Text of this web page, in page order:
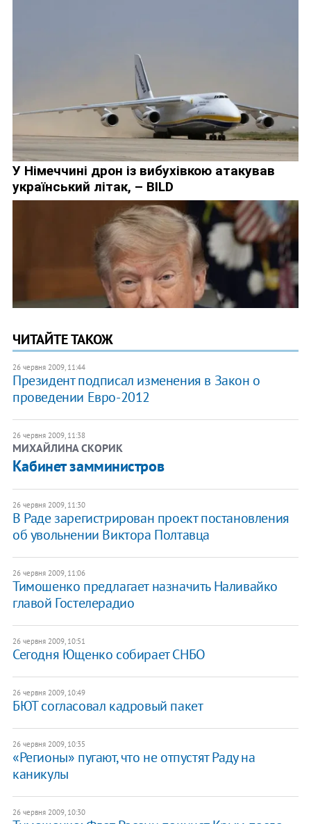
ЧИТАЙТЕ ТАКОЖ
26 червня 2009, 11:44
Президент подписал изменения в Закон о
проведении Евро-2012
26 червня 2009, 11:38
МИХАЙЛИНА СКОРИК
Кабинет замминистров
26 червня 2009, 11:30
В Раде зарегистрирован проект постановления
об увольнении Виктора Полтавца
26 червня 2009, 11:06
Тимошенко предлагает назначить Наливайко
главой Гостелерадио
26 червня 2009, 10:51
Сегодня Ющенко собирает СНБО
26 червня 2009, 10:49
БЮТ согласовал кадровый пакет
26 червня 2009, 10:35
«Регионы» пугают, что не отпустят Раду на
каникулы
26 червня 2009, 10:30